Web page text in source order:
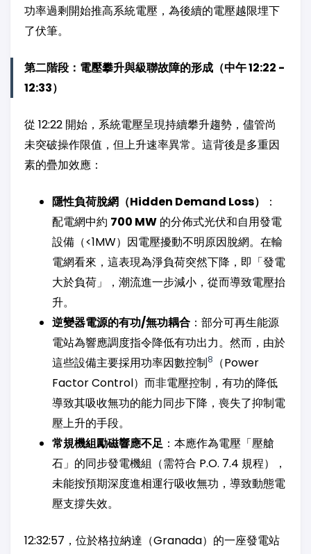
功率過剩開始推高系統電壓，為後續的電壓越限埋下
了伏筆。
第二階段：電壓攀升與級聯故障的形成（中午 12:22 -
12:33）
從 12:22 開始，系統電壓呈現持續攀升趨勢，儘管尚
未突破操作限值，但上升速率異常。這背後是多重因
素的疊加效應：
隱性負荷脫網（Hidden Demand Loss）
：
配電網中約 700 MW 的分佈式光伏和自用發電
設備（<1MW）因電壓擾動不明原因脫網。在輸
電網看來，這表現為淨負荷突然下降，即「發電
大於負荷」，潮流進一步減小，從而導致電壓抬
升。
逆變器電源的有功/無功耦合 ：部分可再生能源
電站為響應調度指令降低有功出力。然而，由於
這些設備主要採用功率因數控制8
（Power
Factor Control）而非電壓控制，有功的降低
導致其吸收無功的能力同步下降，喪失了抑制電
壓上升的手段。
常規機組勵磁響應不足 ：本應作為電壓「壓艙
石」的同步發電機組（需符合 P.O. 7.4 規程），
未能按預期深度進相運行吸收無功，導致動態電
壓支撐失效。
12:32:57，位於格拉納達（Granada）的一座發電站